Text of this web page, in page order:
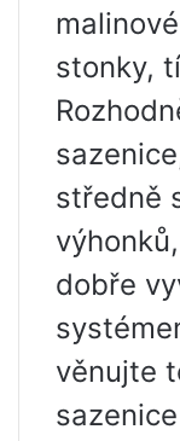
stonky,
středně
dobře
věnujte